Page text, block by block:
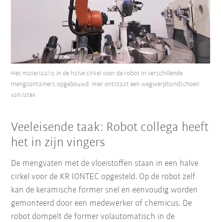
Het materiaal is in de halve cirkel voor de robot in verschillende
mengcontainers opgebouwd. Hier ontstaat een wegwerphandschoen
van latex
Veeleisende taak: Robot collega heeft
het in zijn vingers
De mengvaten met de vloeistoffen staan in een halve
cirkel voor de KR IONTEC opgesteld. Op de robot zelf
kan de keramische former snel en eenvoudig worden
gemonteerd door een medewerker of chemicus. De
robot dompelt de former volautomatisch in de